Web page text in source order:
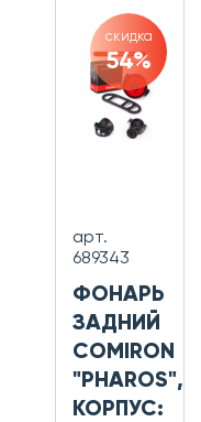
скидка
54%
арт.
689343
ФОНАРЬ
ЗАДНИЙ
COMIRON
"PHAROS",
КОРПУС: